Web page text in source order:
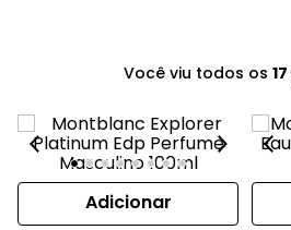
Você viu todos os 17
Adicionar